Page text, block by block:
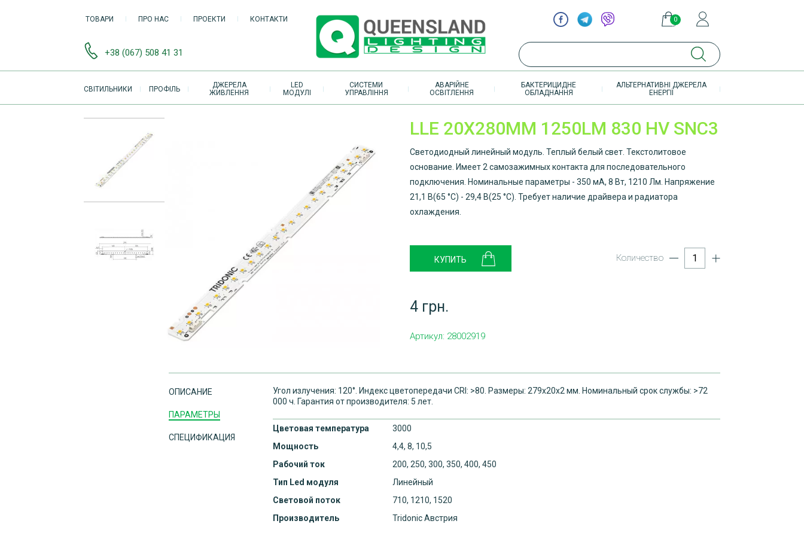
ТОВАРИ ПРО НАС ПРОЕКТИ КОНТАКТИ
+38 (067) 508 41 31
0
элементов
ОСНОВНАЯ
НАВИГАЦИЯ
СВІТИЛЬНИКИ ПРОФІЛЬ
ДЖЕРЕЛА
ЖИВЛЕННЯ
LED
МОДУЛІ
СИСТЕМИ
УПРАВЛІННЯ
АВАРІЙНЕ
ОСВІТЛЕННЯ
БАКТЕРИЦИДНЕ
ОБЛАДНАННЯ
АЛЬТЕРНАТИВНІ ДЖЕРЕЛА
ЕНЕРГІЇ
LLE 20X280MM 1250LM 830 HV SNC3
Светодиодный линейный модуль. Теплый белый свет. Текстолитовое
основание. Имеет 2 самозажимных контакта для последовательного
подключения. Номинальные параметры - 350 мА, 8 Вт, 1210 Лм. Напряжение
21,1 В(65 °C) - 29,4 В(25 °C). Требует наличие драйвера и радиатора
охлаждения.
Количество
4 грн.
Артикул: 28002919
ОПИСАНИЕ
ПАРАМЕТРЫ
СПЕЦИФИКАЦИЯ
Угол излучения: 120°. Индекс цветопередачи CRI: >80. Размеры: 279x20x2 мм. Номинальный срок службы: >72
000 ч. Гарантия от производителя: 5 лет.
Цветовая температура
3000
Мощность
4,4, 8, 10,5
Рабочий ток
200, 250, 300, 350, 400, 450
Тип Led модуля
Линейный
Световой поток
710, 1210, 1520
Производитель
Tridonic Австрия